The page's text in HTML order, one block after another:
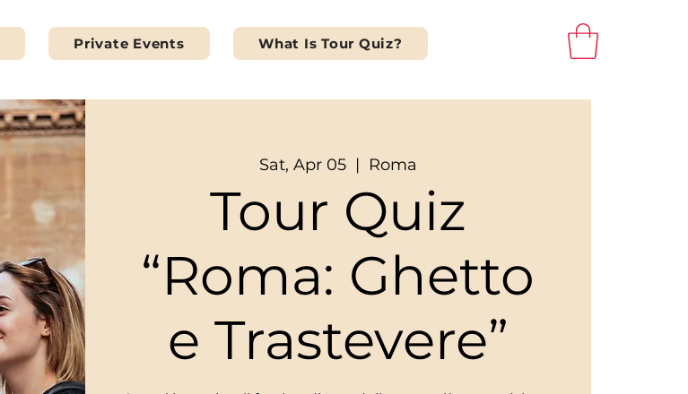
Private Events What Is Tour Quiz?
Sat, Apr 05
  |
Roma
Tour Quiz
“Roma: Ghetto
e Trastevere”